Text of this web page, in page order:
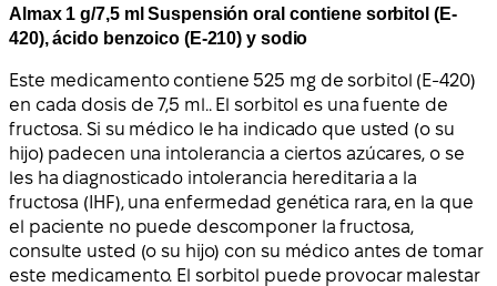
Almax 1 g/7,5 ml Suspensión oral contiene sorbitol (E-
420), ácido benzoico (E-210) y sodio
Este medicamento contiene 525 mg de sorbitol (E-420)
en cada dosis de 7,5 ml.. El sorbitol es una fuente de
fructosa. Si su médico le ha indicado que usted (o su
hijo) padecen una intolerancia a ciertos azúcares, o se
les ha diagnosticado intolerancia hereditaria a la
fructosa (IHF), una enfermedad genética rara, en la que
el paciente no puede descomponer la fructosa,
consulte usted (o su hijo) con su médico antes de tomar
este medicamento. El sorbitol puede provocar malestar